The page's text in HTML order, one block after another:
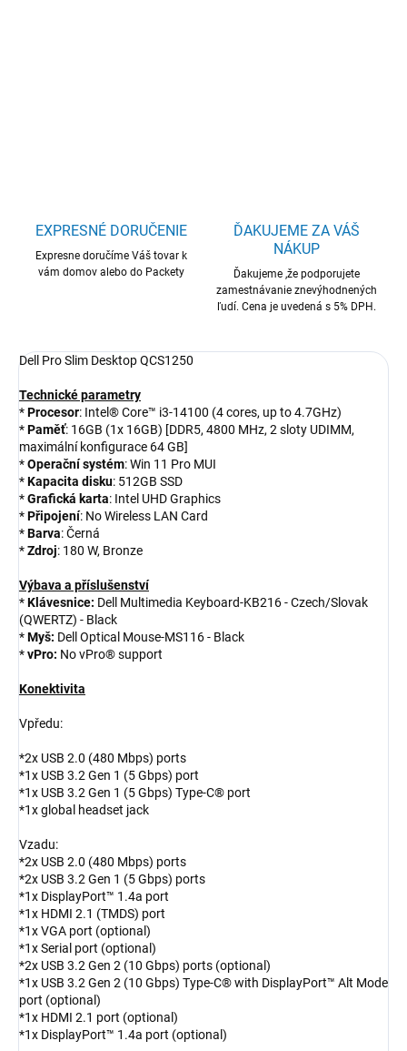
EXPRESNÉ DORUČENIE
Expresne doručíme Váš tovar k
vám domov alebo do Packety
ĎAKUJEME ZA VÁŠ
NÁKUP
Ďakujeme ,že podporujete
zamestnávanie znevýhodnených
ľudí. Cena je uvedená s 5% DPH.
Dell Pro Slim Desktop QCS1250
Technické parametry
*Procesor: Intel® Core™ i3-14100 (4 cores, up to 4.7GHz)
*Paměť: 16GB (1x 16GB) [DDR5, 4800 MHz, 2 sloty UDIMM,
maximální konfigurace 64 GB]
*Operační systém: Win 11 Pro MUI
*Kapacita disku: 512GB SSD
*Grafická karta: Intel UHD Graphics
*Připojení: No Wireless LAN Card
*Barva: Černá
*Zdroj: 180 W, Bronze
Výbava a příslušenství
*Klávesnice: Dell Multimedia Keyboard-KB216 - Czech/Slovak
(QWERTZ) - Black
*Myš: Dell Optical Mouse-MS116 - Black
*vPro: No vPro® support
Konektivita
Vpředu:
*2x USB 2.0 (480 Mbps) ports
*1x USB 3.2 Gen 1 (5 Gbps) port
*1x USB 3.2 Gen 1 (5 Gbps) Type-C® port
*1x global headset jack
Vzadu:
*2x USB 2.0 (480 Mbps) ports
*2x USB 3.2 Gen 1 (5 Gbps) ports
*1x DisplayPort™ 1.4a port
*1x HDMI 2.1 (TMDS) port
*1x VGA port (optional)
*1x Serial port (optional)
*2x USB 3.2 Gen 2 (10 Gbps) ports (optional)
*1x USB 3.2 Gen 2 (10 Gbps) Type-C® with DisplayPort™ Alt Mode
port (optional)
*1x HDMI 2.1 port (optional)
*1x DisplayPort™ 1.4a port (optional)